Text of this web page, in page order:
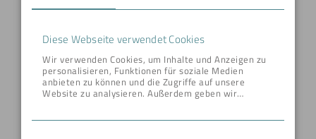
Diese Webseite verwendet Cookies
Wir verwenden Cookies, um Inhalte und Anzeigen zu
personalisieren, Funktionen für soziale Medien
anbieten zu können und die Zugriffe auf unsere
Website zu analysieren. Außerdem geben wir